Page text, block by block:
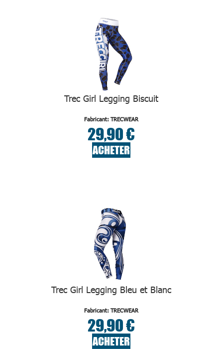
Trec Girl Legging Biscuit
Fabricant: TRECWEAR
29,90 €
ACHETER
Trec Girl Legging Bleu et Blanc
Fabricant: TRECWEAR
29,90 €
ACHETER